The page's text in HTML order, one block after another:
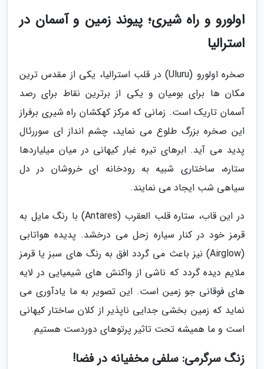
اولورو و راه شیری؛ پیوند زمین و آسمان در
استرالیا
صخره اولورو (Uluru) در قلب استرالیا، یکی از مقدس ترین
مکان ها برای بومیان و یکی از برترین نقاط برای رصد
آسمان تاریک است. زمانی که مرکز کهکشان راه شیری برفراز
این صخره بزرگ طلوع می نماید، چشم انداز ای سوررئال
پدید می آید. ابرهای تیره غبار کیهانی در میان میلیاردها
ستاره، ساختاری شبیه به رودخانه ای خروشان در دل
سیاهی شب ایجاد می نمایند.
در این قاب، ستاره قلب العقرب (Antares) با رنگ مایل به
قرمز خود در کنار سیاره زحل می درخشد. پدیده هواتابی
(Airglow) نیز باعث می گردد افق به رنگ های سبز یا قرمز
ملایم دیده گردد که ناشی از واکنش های شیمیایی در لایه
های فوقانی جو زمین است. این تصویر به ما یادآوری می
نماید که زمین بخشی جدایی ناپذیر از کلان ساختار کیهانی
است و ما همیشه تحت تاثیر پرتوهای دوردست هستیم.
زنگ سرگرمی: سلفی مخفیانه در فضا!